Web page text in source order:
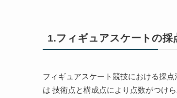
1.フィギュアスケートの採
フィギュアスケート競技における採
は 技術点と構成点により点数がつけら